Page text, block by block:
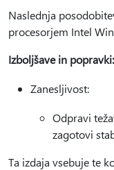
Naslednja
procesorjem Intel
Izboljšave in popravki:
Zanesljivost:
Odpravi
zagotovi
Ta izdaja vsebuje te